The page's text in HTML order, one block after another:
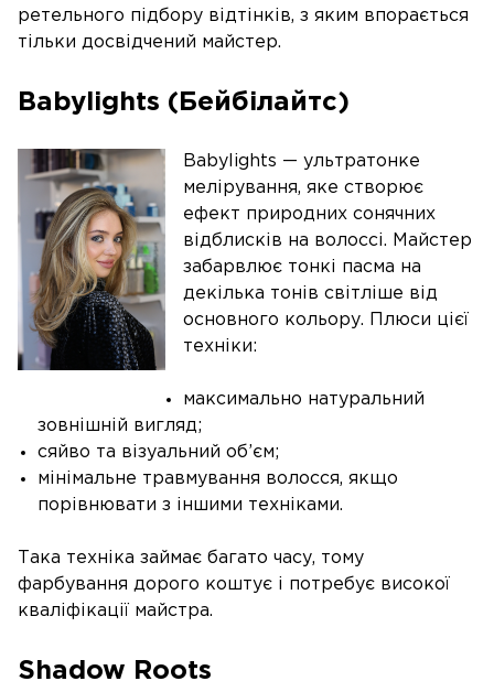
ретельного підбору відтінків, з яким впорається
тільки досвідчений майстер.
Babylights (Бейбілайтс)
Babylights — ультратонке
мелірування, яке створює
ефект природних сонячних
відблисків на волоссі. Майстер
забарвлює тонкі пасма на
декілька тонів світліше від
основного кольору. Плюси цієї
техніки:
максимально натуральний
зовнішній вигляд;
сяйво та візуальний об’єм;
мінімальне травмування волосся, якщо
порівнювати з іншими техніками.
Така техніка займає багато часу, тому
фарбування дорого коштує і потребує високої
кваліфікації майстра.
Shadow Roots